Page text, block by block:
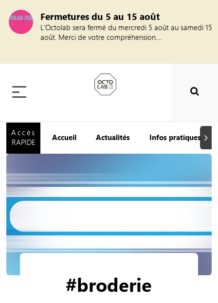
Fermetures du 5 au 15 août
L’Octolab sera fermé du mercredi 5 août au samedi 15
août. Merci de votre compréhension....
Accès
RAPIDE
Accueil Actualités Infos pratiques
#broderie